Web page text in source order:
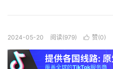
2024-05-20 阅读(979)  赞(0)